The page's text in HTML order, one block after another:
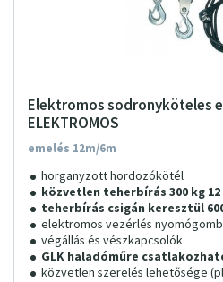
Elektromos sodronyköteles
ELEKTROMOS
emelés 12m/6m
horganyzott hordozókötél
közvetlen teherbírás 300 kg 12
teherbírás csigán keresztül
elektromos vezérlés
végállás és vészkapcsolók
GLK haladóműre
közvetlen szerelés lehetősége